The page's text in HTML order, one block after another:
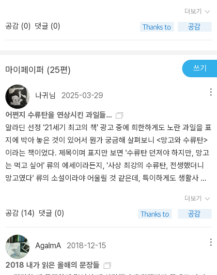
정과 충심을 퍼붓는 사내, 수용소에서 잡범들의 연애편지를 대필해
때 평생 수용소에 있어야 할 수감자들이 건넨 <행운을 빈다>는 말을
렸을지언정, 꿋꿋하게 버텨 이제는 시대의 흐름에 영향을 미치는 리
모노프. 인간으로서의 그에게 호감이 가든 그렇지 않든, 그의 삶이 매
력적인 것만은 확실하다. [참고자료] 『르 누벨 옵세르바퇴르』 2012
년 10월 1일 기사 전문 번역 <나는 러시아의 유일한 지식인이다.> 리
모노프는 엠마뉘엘 카레르의 2011년 르노도상 수상작의 특별한 주인
공일 뿐 아니라 현존하는 러시아 작가다. 그는 민족볼셰비키당을 창
당해 블라디미르 푸틴과 대립각을 세우며 비판을 서슴지 않는 야당
인사이기도 하다. 에두아르드 리모노프의 눈에 블라디미르 푸틴은 로
마 제국의 멸망을 불러온 별 볼 일 없는 황제를 연상시키는, 거짓말을
이용해 권력을 유지하는 인물이다. <현대 러시아 특집>으로 11월 호
를 준비 중인 <Books>에서 리모노프를 인터뷰했다. Books: 당신을
소재로 쓴 책에서 엠마뉘엘 카레르는 <나는 푸틴이 그릇이 큰 국가
지도자라고 생각하며, 그의 인기가 단순히 관영 언론 매체를 통한 세
나? 리모노프: 카레르의 견해는 외부 관찰자의 입장일 뿐이다. 나는
그와 생각이 다르다. 푸틴은 옐친의 후광을 업고 후계자의 자격으로
권력을 잡았다. 2000년 이전만 해도 그는 정치 경험도 당내 권력 투
쟁 경험도 전혀 없는 사람이었다. 선거에 출마한 적도 없었다. 한 마디
를 통해 뭔가를 배울 수 있을 것이다. 내용도 좋지만 전체적으로 리모
노프라는 인물을 잘 표현한 책 표지인 것 같다. 리모노프라는 말을 상
징적으로 잘 표현한 표지. 책 표지 디자인이 잘 된 것 같다는 생각을
는 궁금증이 이는 (호기심이 생기는) 표지고, 다 읽고 나서는 고개를
끄덕거리게 되는 디자인인 듯. 나는 개인적으로 괴짜들을 좋아한다.
어렸을 때부터 좋아했다. 아버지가 괴짜 기질이 다분한 사람이라 그
랬던 것 같기도 하다. 다른 사람에게 괴짜라는 말을 들은 적도 있지만.
특이한 사람이라고. 뭐가 특이하다는 것인지? 사실 모친으로부터 '내
가 낳았지만 넌 참 이상하다.'라는 말을 듣기도 했지만 나는 지극히 평
범한 인간이라 괴짜들을 좋아한다. 얼마 전에 심리테스트해봤는데
'당신은 자신이 평범하다고 생각하지만 당신은 괴짜 기질이 다분한
사람입니다.'라는 결과가 나와서 약간 놀라기도 했지만. 나는 개인적
으로 괴짜를 '세상을 보는 눈이 남들과 다른 사람'이라고 생각한다. 어
식대로 살아가는 사람. 리모노프는 괴짜 같은 인물이다. 아니, 괴짜다.
그래서 이 책의 저자도 리모노프에게 관심을 가지고 그의 일대기를
그린 소설을 집필하려 했던 것 같지만. 이 책의 저자는 이 작품 속에서
리모노프와 다음과 같은 대화를 나누며 이 책을 집필하게 된 이유를
쿠데타 혐의로 체포돼 재판을 받고 2년간 시지프스식 노동을 반복하
고, 조직에만 충성하는 부속품 같은 아파라칙 인생을 거부하며사벤코
본인 대사처럼 개떡같은 인생을 살았던 그시절 젋은이들의 셀럽이자
아미노비치 사벤코의 좌파민족주의 삶을 조망한다.2020년 작고
더보기
공감 (0) 댓글 (0)
마이페이퍼 (25편) 쓰기
나귀님 2025-03-29
어쩐지 수류탄을 연상시킨 과일들...
알라딘 선정 '21세기 최고의 책' 광고 중에 희한하게도 노란 과일을 표
지에 박아 놓은 것이 있어서 뭔가 궁금해 살펴보니 <망고와 수류탄>
이라는 책이었다. 제목이며 표지만 보면 '수류탄 던져야 하지만, 망고
는 먹고 싶어' 류의 에세이라든지, '사상 최강의 수류탄, 전생했더니
망고였다' 류의 소설이라야 어울릴 것 같은데, 특이하게도 생활사 연
며 수집한 증언을 토대로 쓴 생활사 이론 논고라는데, 왜 하필 '망
고'와 '수류탄'인지는 알라딘 미리보기에도 나오지 않는다. 다만 책 소
개 글을 토대로 짐작하면, 오키나와 전투 때 정부 지시대로 수류탄 자
폭을 포함한 결사 항전을 앞두고 자녀들과 망고를 나눠 먹었다는 어
느 할머니의 회고와 관련이 있나보다.특이하게도 최근 10여 년 사이
에 오키나와 관련서가 여럿 간행되었는데, 십중팔구 2000년대 중반
더보기
공감 (14) 댓글 (0)
AgalmA 2018-12-15
2018 내가 읽은 올해의 문장들